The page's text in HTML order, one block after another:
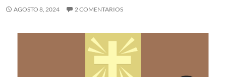
AGOSTO 8, 2024 2 COMENTARIOS